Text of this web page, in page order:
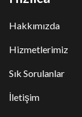
Hakkımızda
Hizmetlerimiz
Sık Sorulanlar
İletişim